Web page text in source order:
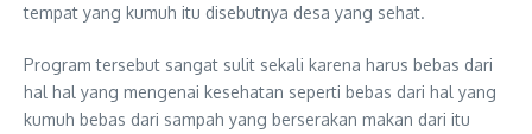
tempat yang kumuh itu disebutnya desa yang sehat.
Program tersebut sangat sulit sekali karena harus bebas dari
hal hal yang mengenai kesehatan seperti bebas dari hal yang
kumuh bebas dari sampah yang berserakan makan dari itu